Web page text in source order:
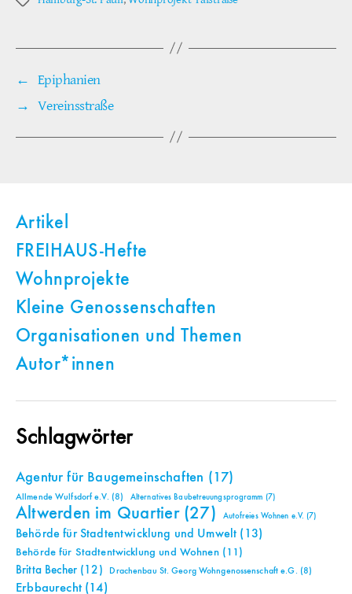
← Epiphanien
→ Vereinsstraße
Artikel
FREIHAUS-Hefte
Wohnprojekte
Kleine Genossenschaften
Organisationen und Themen
Autor*innen
Schlagwörter
Agentur für Baugemeinschaften (17)
Allmende Wulfsdorf e.V. (8) Alternatives Baubetreuungsprogramm (7)
Altwerden im Quartier(27) Autofreies Wohnen e.V. (7)
Behörde für Stadtentwicklung und Umwelt (13)
Behörde für Stadtentwicklung und Wohnen(11)
Britta Becher(12) Drachenbau St. Georg Wohngenossenschaft e.G. (8)
Erbbaurecht(14)